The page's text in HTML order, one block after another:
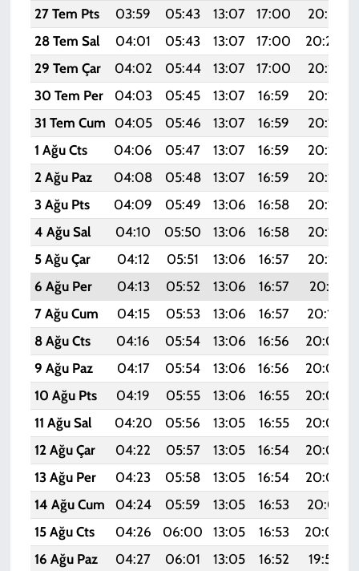
27 Tem Pts
03:59 05:43 13:07 17:00 20:21
28 Tem Sal
04:01 05:43 13:07 17:00 20:20
29 Tem Çar
04:02 05:44 13:07 17:00 20:19
30 Tem Per
04:03 05:45 13:07 16:59 20:18
31 Tem Cum
04:05 05:46 13:07 16:59 20:17
1 Ağu Cts
04:06 05:47 13:07 16:59 20:16
2 Ağu Paz
04:08 05:48 13:07 16:59 20:15
3 Ağu Pts
04:09 05:49 13:06 16:58 20:14
4 Ağu Sal
04:10 05:50 13:06 16:58 20:13
5 Ağu Çar
04:12 05:51 13:06 16:57 20:12
6 Ağu Per
04:13 05:52 13:06 16:57 20:11
7 Ağu Cum
04:15 05:53 13:06 16:57 20:10
8 Ağu Cts
04:16 05:54 13:06 16:56 20:08
9 Ağu Paz
04:17 05:54 13:06 16:56 20:07
10 Ağu Pts
04:19 05:55 13:06 16:55 20:06
11 Ağu Sal
04:20 05:56 13:05 16:55 20:05
12 Ağu Çar
04:22 05:57 13:05 16:54 20:03
13 Ağu Per
04:23 05:58 13:05 16:54 20:02
14 Ağu Cum
04:24 05:59 13:05 16:53 20:01
15 Ağu Cts
04:26 06:00 13:05 16:53 20:00
16 Ağu Paz
04:27 06:01 13:05 16:52 19:58